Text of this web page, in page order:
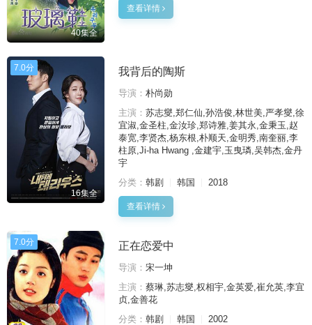
40集全
查看详情
7.0分
16集全
我背后的陶斯
导演： 朴尚勋
主演： 苏志燮,郑仁仙,孙浩俊,林世美,严孝燮,徐
宜淑,金圣柱,金汝珍,郑诗雅,姜其永,金秉玉,赵
泰宽,李贤杰,杨东根,朴顺天,金明秀,南奎丽,李
柱原,Ji-ha Hwang ,金建宇,玉曳璘,吴韩杰,金丹
宇
分类： 韩剧 韩国 2018
查看详情
7.0分 正在恋爱中
导演： 宋一坤
主演： 蔡琳,苏志燮,权相宇,金英爱,崔允英,李宜
贞,金善花
分类： 韩剧 韩国 2002